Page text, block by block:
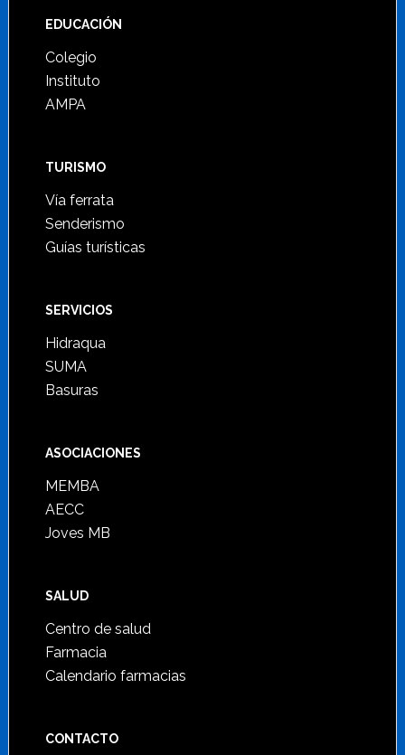
Footer
EDUCACIÓN
Colegio
Instituto
AMPA
TURISMO
Vía ferrata
Senderismo
Guías turísticas
SERVICIOS
Hidraqua
SUMA
Basuras
ASOCIACIONES
MEMBA
AECC
Joves MB
SALUD
Centro de salud
Farmacia
Calendario farmacias
CONTACTO